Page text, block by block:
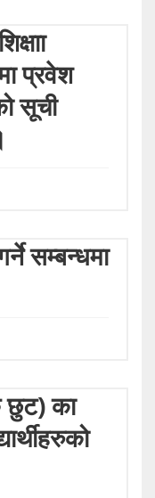
प्रवेश
सूची
सम्बन्धमा
छुट) का